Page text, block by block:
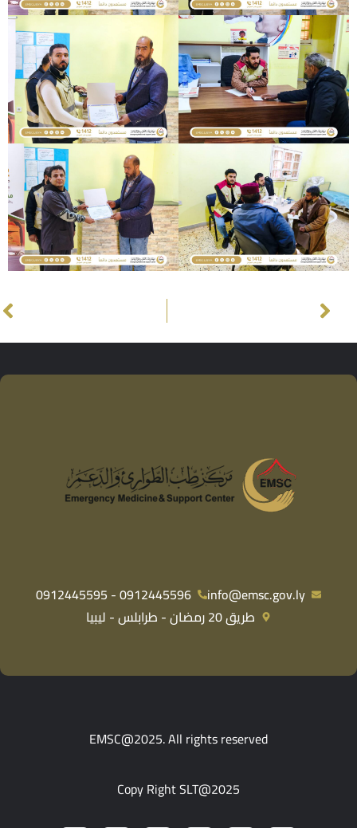
info@emsc.gov.ly
0912445596 - 0912445595
طريق 20 رمضان - طرابلس - ليبيا
EMSC@2025. All rights reserved
Copy Right SLT@2025